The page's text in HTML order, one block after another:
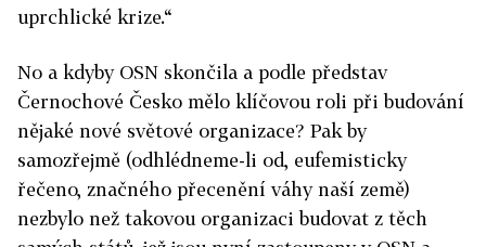
uprchlické krize.“
No a kdyby OSN skončila a podle představ
Černochové Česko mělo klíčovou roli při budování
nějaké nové světové organizace? Pak by
samozřejmě (odhlédneme-li od, eufemisticky
řečeno, značného přecenění váhy naší země)
nezbylo než takovou organizaci budovat z těch